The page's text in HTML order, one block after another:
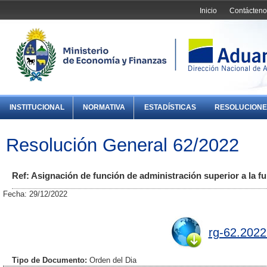
Inicio
INSTITUCIONAL NORMATIVA ESTADÍSTICAS
Resolución General 62/2022
Ref: Asignación de función de administración superior a la
Fecha: 29/12/2022
rg-
Tipo de Documento: Orden del Dia